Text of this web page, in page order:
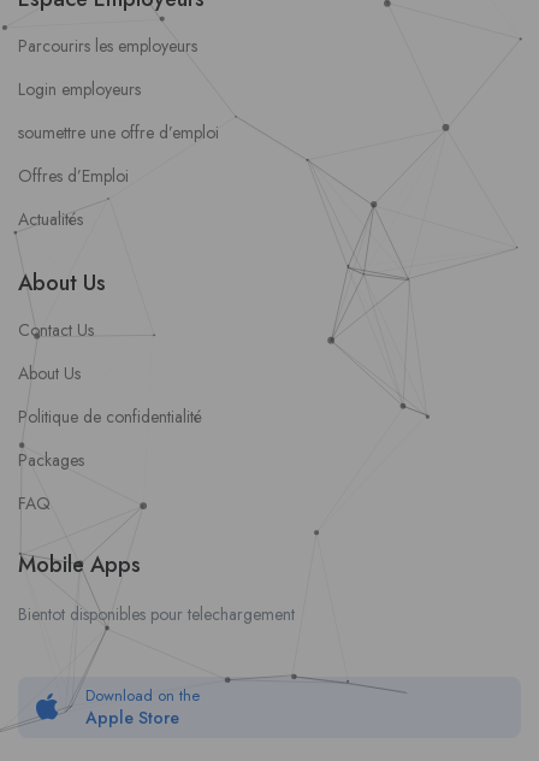
Parcourirs les employeurs
Login employeurs
soumettre une offre d’emploi
Offres d’Emploi
Actualités
About Us
Contact Us
About Us
Politique de confidentialité
Packages
FAQ
Mobile Apps
Bientot disponibles pour telechargement
Download on the
Apple Store